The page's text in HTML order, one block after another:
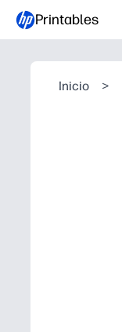
Printables
Inicio >